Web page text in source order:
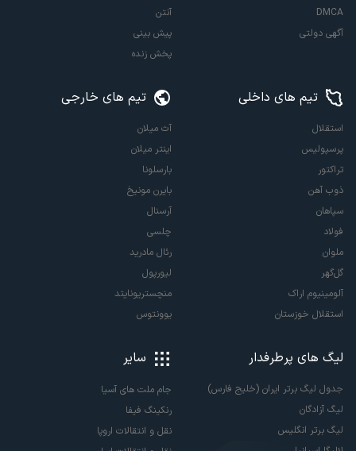
DMCA
آگهی دولتی
آنتن
پیش بینی
پخش زنده
تیم های داخلی
استقلال
پرسپولیس
تراکتور
ذوب آهن
سپاهان
فولاد
ملوان
گل‌گهر
آلومینیوم اراک
استقلال خوزستان
تیم های خارجی
آث میلان
اینتر میلان
بارسلونا
بایرن مونیخ
آرسنال
چلسی
رئال مادرید
لیورپول
منچستریونایتد
یوونتوس
لیگ های پرطرفدار
جدول لیگ برتر ایران (خلیج فارس)
لیگ آزادگان
لیگ برتر انگلیس
سایر
جام ملت های آسیا
رنکینگ فیفا
نقل و انتقالات اروپا